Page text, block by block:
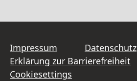
Impressum
Datenschutz
Erklärung zur Barrierefreiheit
Cookiesettings